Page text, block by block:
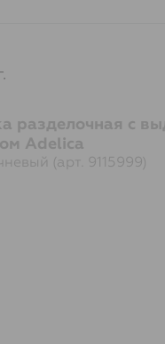
разделочная с
Adelica
(арт. 9115999)